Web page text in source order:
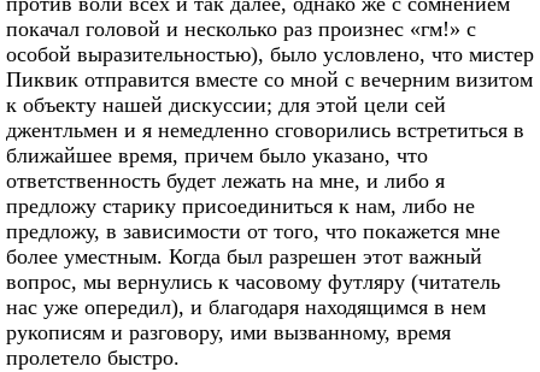
покачал головой и несколько раз произнес «гм!» с
особой выразительностью), было условлено, что мистер
Пиквик отправится вместе со мной с вечерним визитом
к объекту нашей дискуссии; для этой цели сей
джентльмен и я немедленно сговорились встретиться в
ближайшее время, причем было указано, что
ответственность будет лежать на мне, и либо я
предложу старику присоединиться к нам, либо не
предложу, в зависимости от того, что покажется мне
более уместным. Когда был разрешен этот важный
вопрос, мы вернулись к часовому футляру (читатель
нас уже опередил), и благодаря находящимся в нем
рукописям и разговору, ими вызванному, время
пролетело быстро.